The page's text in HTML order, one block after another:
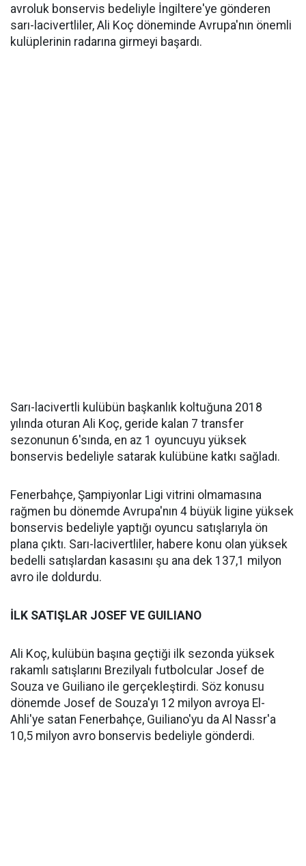
avroluk bonservis bedeliyle İngiltere'ye gönderen
sarı-lacivertliler, Ali Koç döneminde Avrupa'nın önemli
kulüplerinin radarına girmeyi başardı.
Sarı-lacivertli kulübün başkanlık koltuğuna 2018
yılında oturan Ali Koç, geride kalan 7 transfer
sezonunun 6'sında, en az 1 oyuncuyu yüksek
bonservis bedeliyle satarak kulübüne katkı sağladı.
Fenerbahçe, Şampiyonlar Ligi vitrini olmamasına
rağmen bu dönemde Avrupa'nın 4 büyük ligine yüksek
bonservis bedeliyle yaptığı oyuncu satışlarıyla ön
plana çıktı. Sarı-lacivertliler, habere konu olan yüksek
bedelli satışlardan kasasını şu ana dek 137,1 milyon
avro ile doldurdu.
İLK SATIŞLAR JOSEF VE GUILIANO
Ali Koç, kulübün başına geçtiği ilk sezonda yüksek
rakamlı satışlarını Brezilyalı futbolcular Josef de
Souza ve Guiliano ile gerçekleştirdi. Söz konusu
dönemde Josef de Souza'yı 12 milyon avroya El-
Ahli'ye satan Fenerbahçe, Guiliano'yu da Al Nassr'a
10,5 milyon avro bonservis bedeliyle gönderdi.